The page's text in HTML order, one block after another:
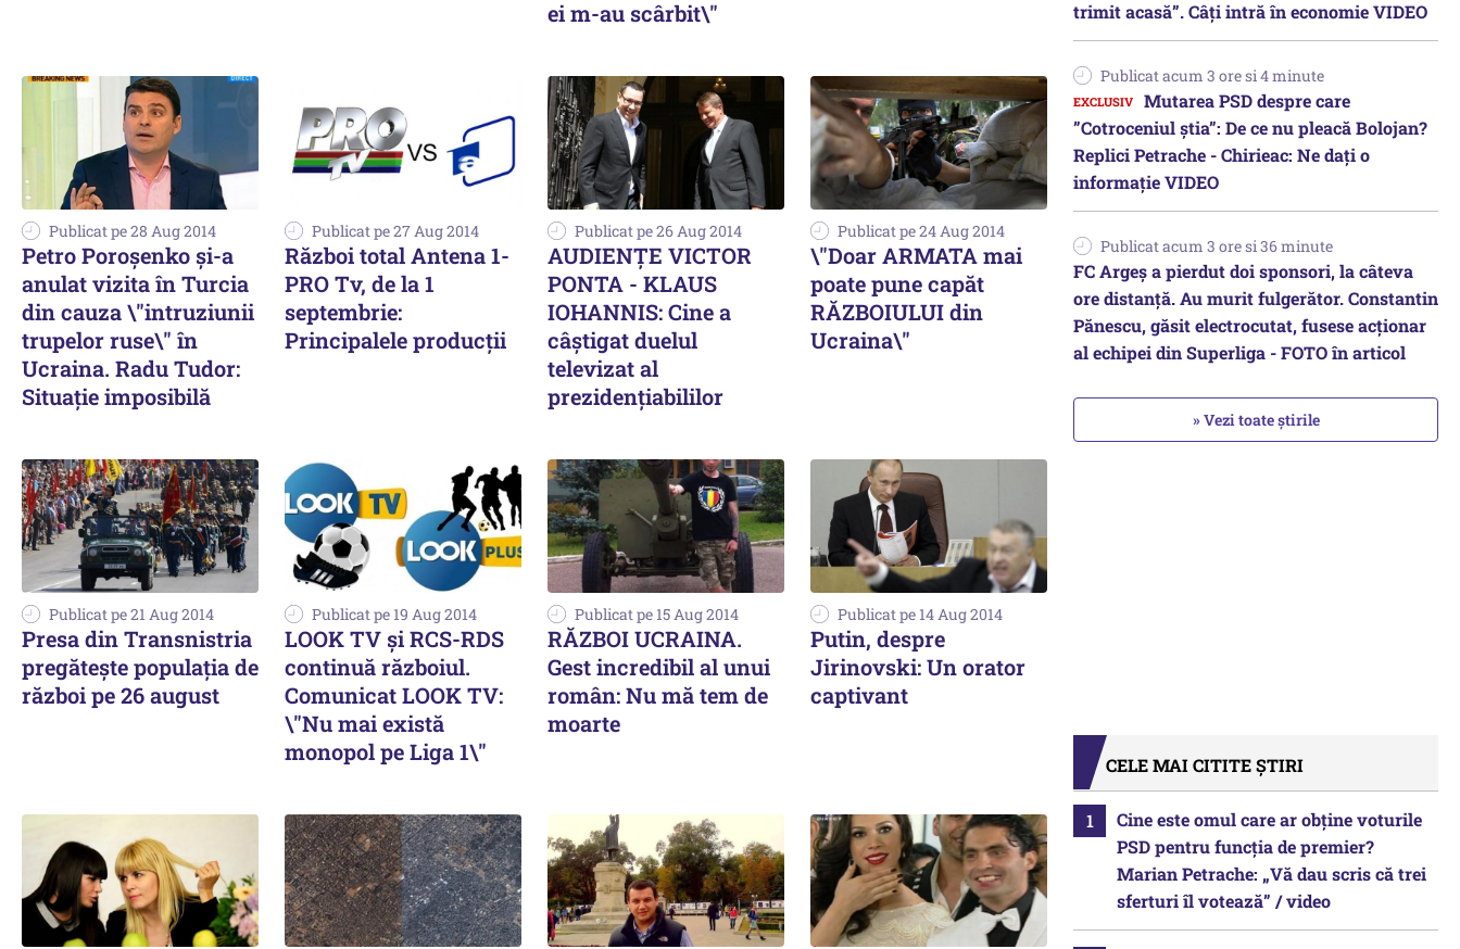
ei m-au scârbit\"
Publicat pe 28 Aug 2014
Petro Poroşenko şi-a
anulat vizita în Turcia
din cauza \"intruziunii
trupelor ruse\" în
Ucraina. Radu Tudor:
Situație imposibilă
Publicat pe 27 Aug 2014
Război total Antena 1-
PRO Tv, de la 1
septembrie:
Principalele producții
Publicat pe 26 Aug 2014
AUDIENȚE VICTOR
PONTA - KLAUS
IOHANNIS: Cine a
câștigat duelul
televizat al
prezidențiabililor
Publicat pe 24 Aug 2014
\"Doar ARMATA mai
poate pune capăt
RĂZBOIULUI din
Ucraina\"
Publicat pe 21 Aug 2014
Presa din Transnistria
pregătește populația de
război pe 26 august
Publicat pe 19 Aug 2014
LOOK TV și RCS-RDS
continuă războiul.
Comunicat LOOK TV:
\"Nu mai există
monopol pe Liga 1\"
Publicat pe 15 Aug 2014
RĂZBOI UCRAINA.
Gest incredibil al unui
român: Nu mă tem de
moarte
Publicat pe 14 Aug 2014
Putin, despre
Jirinovski: Un orator
captivant
trimit acasă”. Câți intră în economie VIDEO
Publicat acum 3 ore si 4 minute
Mutarea PSD despre care
”Cotroceniul știa”: De ce nu pleacă Bolojan?
Replici Petrache - Chirieac: Ne dați o
informație VIDEO
Publicat acum 3 ore si 36 minute
FC Argeș a pierdut doi sponsori, la câteva
ore distanță. Au murit fulgerător. Constantin
Pănescu, găsit electrocutat, fusese acționar
al echipei din Superliga - FOTO în articol
» Vezi toate știrile
CELE MAI CITITE ȘTIRI
Cine este omul care ar obține voturile
PSD pentru funcția de premier?
Marian Petrache: „Vă dau scris că trei
sferturi îl votează” / video